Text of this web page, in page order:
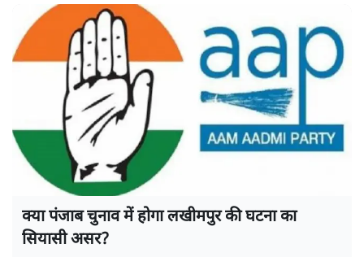
क्या पंजाब चुनाव में होगा लखीमपुर की घटना का
सियासी असर?